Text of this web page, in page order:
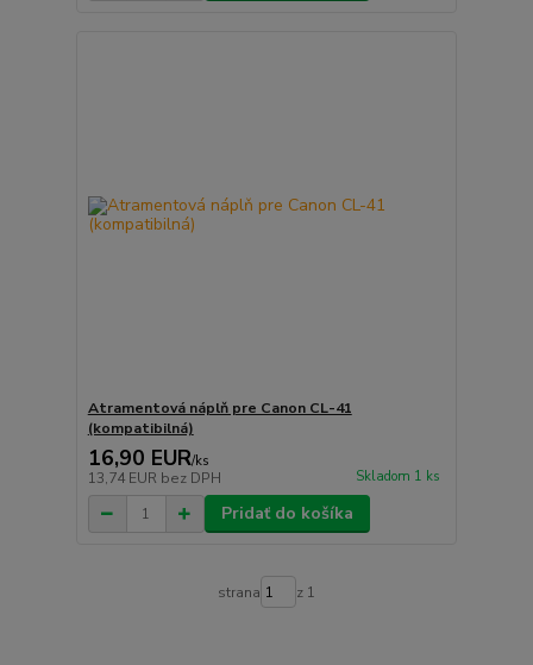
Atramentová náplň pre Canon CL-41
(kompatibilná)
16,90 EUR/ks
13,74 EUR bez DPH Skladom 1 ks
Pridať do košíka
strana z 1